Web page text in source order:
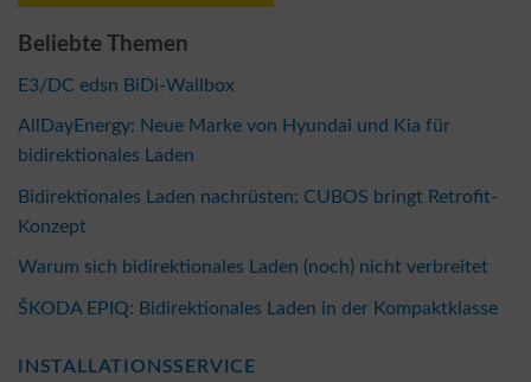
Beliebte Themen
E3/DC edsn BiDi-Wallbox
AllDayEnergy: Neue Marke von Hyundai und Kia für
bidirektionales Laden
Bidirektionales Laden nachrüsten: CUBOS bringt Retrofit-
Konzept
Warum sich bidirektionales Laden (noch) nicht verbreitet
ŠKODA EPIQ: Bidirektionales Laden in der Kompaktklasse
INSTALLATIONSSERVICE